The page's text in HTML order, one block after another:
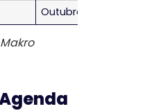
Outubro/2023